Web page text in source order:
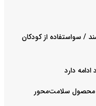
/ سواستفاده از کودکان